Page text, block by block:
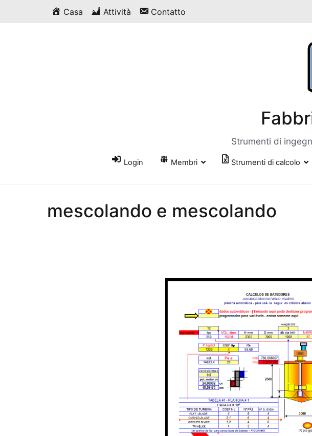
Casa Attività Contatto
Strumenti di
Login Membri Strumenti di calcolo
mescolando e mescolando